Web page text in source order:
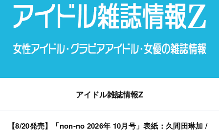
アイドル雑誌情報Z
【8/20発売】「non-no 2026年 10月号」表紙：久間田琳加 /